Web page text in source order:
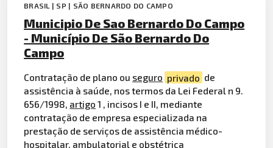
BRASIL | SP | SÃO BERNARDO DO CAMPO
Municipio De Sao Bernardo Do Campo
- Município De São Bernardo Do
Campo
Contratação de plano ou seguro privado de
assistência à saúde, nos termos da Lei Federal n 9.
656/1998, artigo 1 , incisos I e II, mediante
contratação de empresa especializada na
prestação de serviços de assistência médico-
hospitalar, ambulatorial e obstétrica